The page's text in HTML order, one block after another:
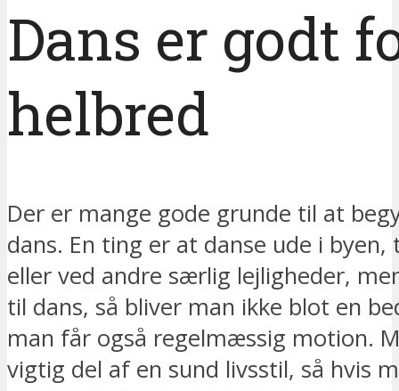
Dans er godt
helbred
Der er mange gode grunde til at
dans. En ting er at danse ude i
eller ved andre særlig lejligheder,
til dans, så bliver man ikke blot en
man får også regelmæssig motion.
vigtig del af en sund livsstil, så hvis